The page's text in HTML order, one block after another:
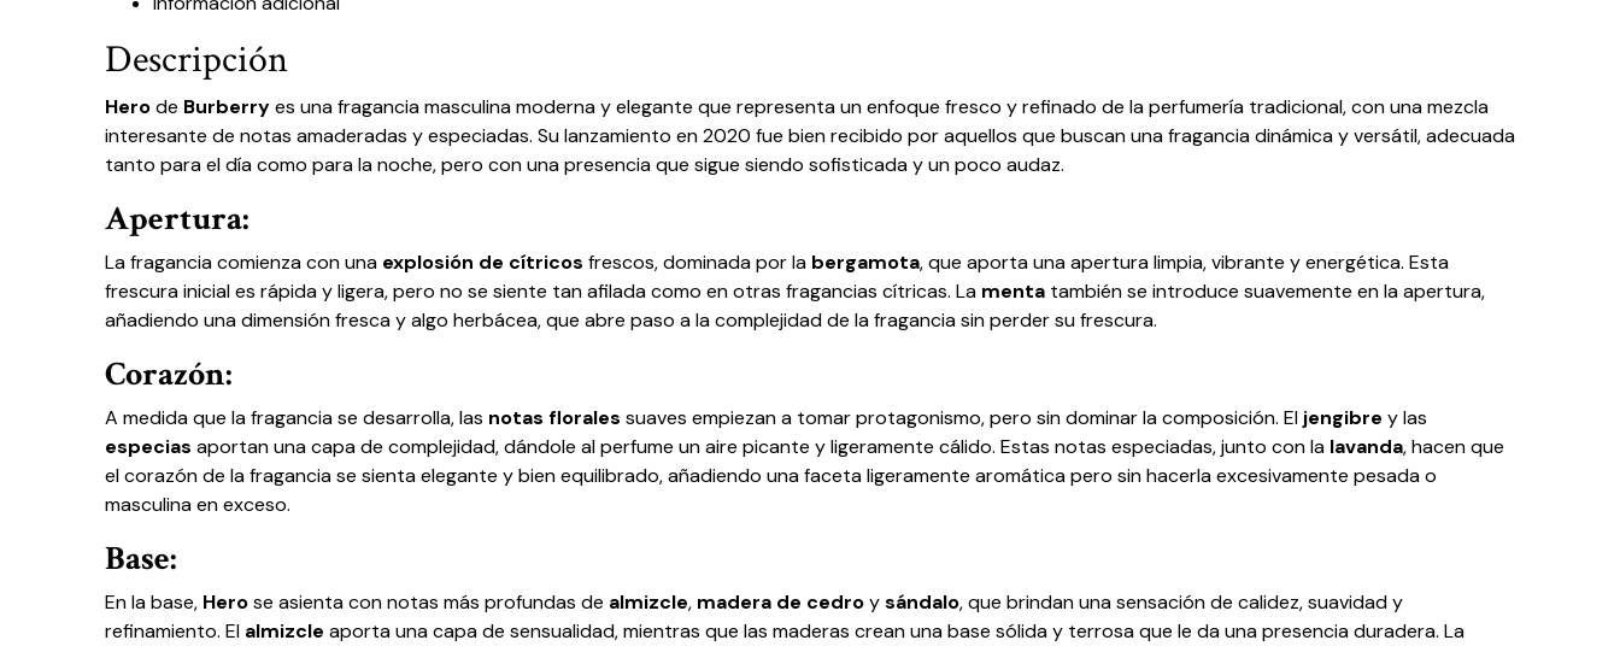
Descripción
Herode Burberryes una fragancia masculina moderna y elegante que representa un enfoque fresco y refinado de la perfumería tradicional, con una mezcla
interesante de notas amaderadas y especiadas. Su lanzamiento en 2020 fue bien recibido por aquellos que buscan una fragancia dinámica y versátil, adecuada
tanto para el día como para la noche, pero con una presencia que sigue siendo sofisticada y un poco audaz.
Apertura:
La fragancia comienza con una explosión de cítricos frescos, dominada por la bergamota, que aporta una apertura limpia, vibrante y energética. Esta
frescura inicial es rápida y ligera, pero no se siente tan afilada como en otras fragancias cítricas. La menta también se introduce suavemente en la apertura,
añadiendo una dimensión fresca y algo herbácea, que abre paso a la complejidad de la fragancia sin perder su frescura.
Corazón:
A medida que la fragancia se desarrolla, las notas florales suaves empiezan a tomar protagonismo, pero sin dominar la composición. El jengibre y las
especias aportan una capa de complejidad, dándole al perfume un aire picante y ligeramente cálido. Estas notas especiadas, junto con la lavanda, hacen que
el corazón de la fragancia se sienta elegante y bien equilibrado, añadiendo una faceta ligeramente aromática pero sin hacerla excesivamente pesada o
masculina en exceso.
Base:
En la base, Herose asienta con notas más profundas de almizcle, madera de cedroysándalo, que brindan una sensación de calidez, suavidad y
refinamiento. El almizcle aporta una capa de sensualidad, mientras que las maderas crean una base sólida y terrosa que le da una presencia duradera. La